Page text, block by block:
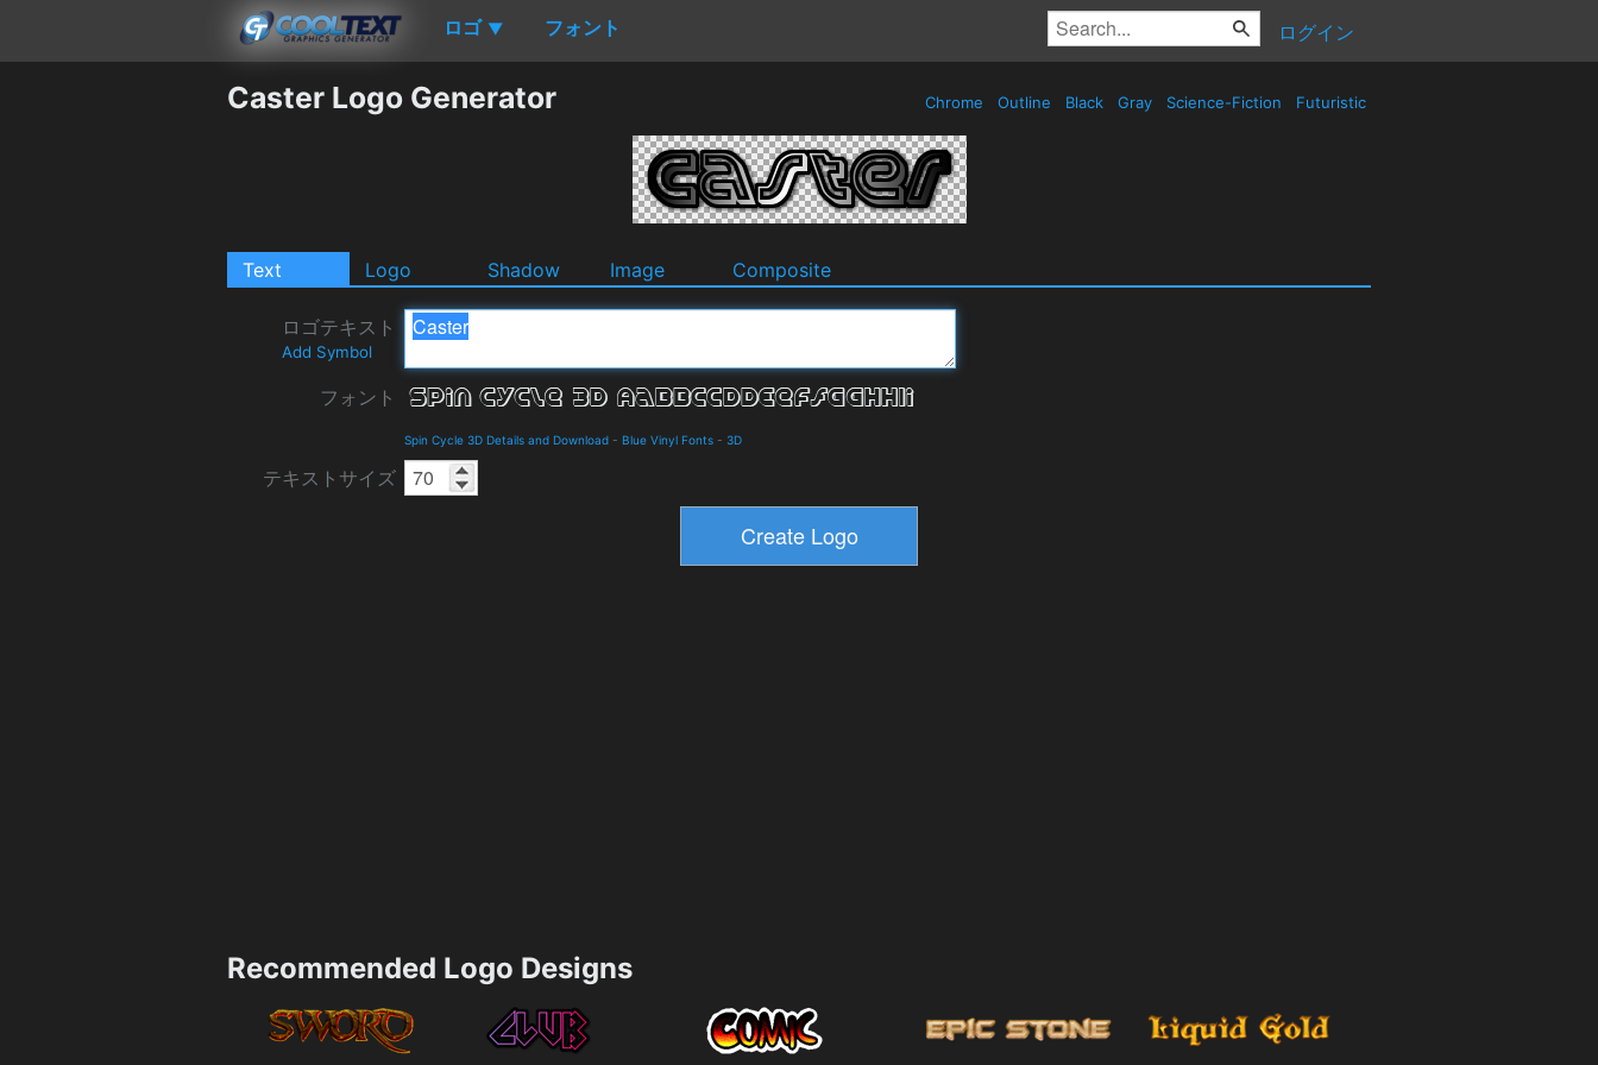
ロゴ ▼ フォント ログイン
Caster Logo Generator Chrome Outline Black Gray Science-Fiction Futuristic
Text Logo Shadow Image Composite
ロゴテキスト
Add Symbol
フォント
Spin Cycle 3D Details and Download - Blue Vinyl Fonts - 3D
テキストサイズ
Recommended Logo Designs